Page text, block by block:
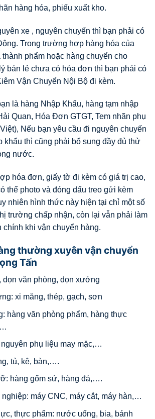
hàng hóa, phiếu xuất kho.
xe , nguyên chuyến thì bạn phải có
Trong trường hợp hàng hóa của
phẩm hoặc hàng chuyển cho
bán lẻ chưa có hóa đơn thì bạn phải có
Vận Chuyển Nội Bộ đi kèm.
là hàng Nhập Khẩu, hàng tạm nhập
Quan, Hóa Đơn GTGT, Tem nhãn phụ
Nếu bạn yêu cầu đi nguyên chuyến
khẩu thì cũng phải bổ sung đầy đủ thử
nước.
hóa đơn, giấy tờ đi kèm có giá trị cao,
thể photo và đóng dấu treo gửi kèm
nhiên hình thức này hiện tại chỉ một số
trường chấp nhận, còn lại vẫn phải làm
chính khi vận chuyển hàng.
thường xuyên vận chuyển
Tấn
dọn văn phòng, dọn xưởng
xi măng, thép, gạch, sơn
hàng văn phòng phẩm, hàng thực
nguyên phụ liệu may mặc,…
tủ, kệ, bàn,….
hàng gốm sứ, hàng đá,….
nghiệp: máy CNC, máy cắt, máy hàn,…
thực phẩm: nước uống, bia, bánh